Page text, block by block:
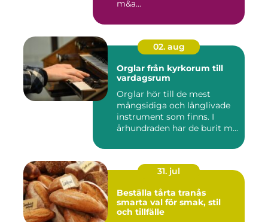
m&a...
02. aug
Orglar från kyrkorum till
vardagsrum
Orglar hör till de mest
mångsidiga och långlivade
instrument som finns. I
århundraden har de burit m...
31. jul
Beställa tårta tranås
smarta val för smak, stil
och tillfälle